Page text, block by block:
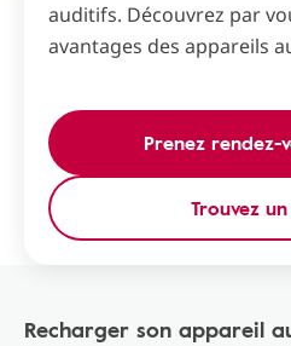
auditifs. Découvrez par
avantages des appareils
Prenez rendez-
Trouvez
Recharger son appareil